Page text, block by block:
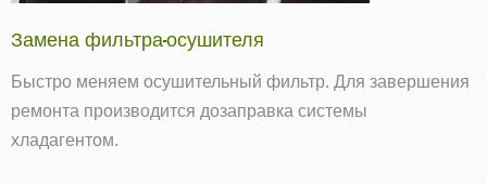
Замена фильтра-осушителя
Быстро меняем осушительный фильтр. Для завершения
ремонта производится дозаправка системы
хладагентом.